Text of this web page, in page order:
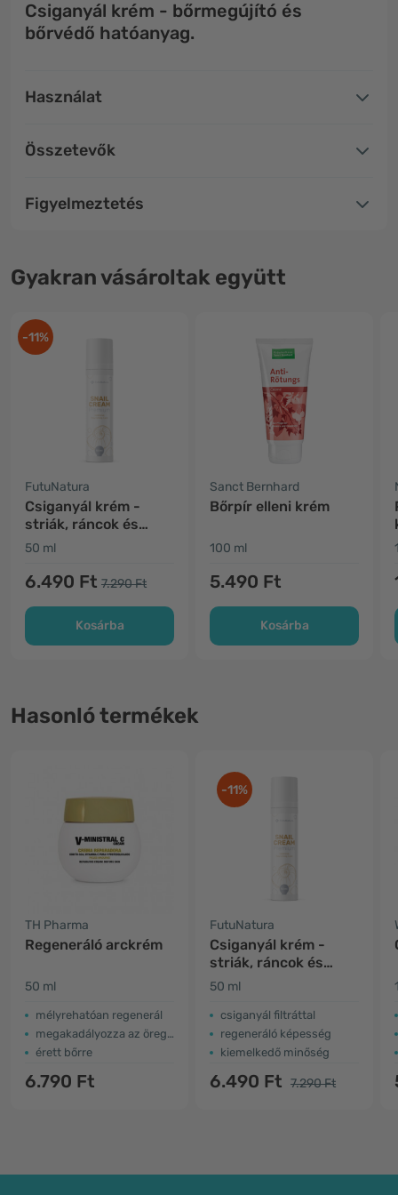
Csiganyál krém - bőrmegújító és
bőrvédő hatóanyag.
Használat
Összetevők
Figyelmeztetés
Gyakran vásároltak együtt
-11%
FutuNatura
Csiganyál krém -
striák, ráncok és
hegek
50 ml
6.490 Ft 7.290 Ft
Kosárba
Sanct Bernhard
Bőrpír elleni krém
100 ml
5.490 Ft
Kosárba
Hasonló termékek
TH Pharma
Regeneráló arckrém
50 ml
mélyrehatóan regenerál
megakadályozza az öregedést
érett bőrre
6.790 Ft
-11%
FutuNatura
Csiganyál krém -
striák, ráncok és
hegek
50 ml
csiganyál filtráttal
regeneráló képesség
kiemelkedő minőség
6.490 Ft 7.290 Ft